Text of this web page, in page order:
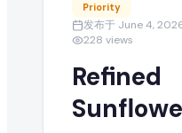
提交您的报价
类似 Refined
Priority
发布于 June 4,
228 views
Refined